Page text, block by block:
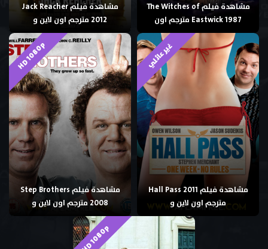
مشاهدة فيلم The Witches of
Eastwick 1987 مترجم اون
مشاهدة فيلم Jack Reacher
2012 مترجم اون لاين و
غير عائلي
مشاهدة فيلم Hall Pass 2011
مترجم اون لاين و
HD 1080p
مشاهدة فيلم Step Brothers
2008 مترجم اون لاين و
HD 1080p